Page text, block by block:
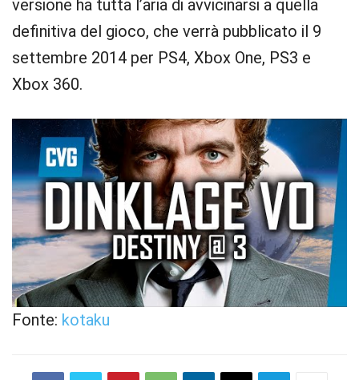
versione ha tutta l’aria di avvicinarsi a quella
definitiva del gioco, che verrà pubblicato il 9
settembre 2014 per PS4, Xbox One, PS3 e
Xbox 360.
Fonte: kotaku